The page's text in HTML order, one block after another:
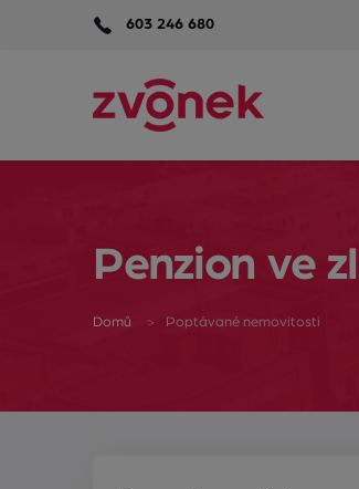
603 246 680
Penzion ve
Domů Poptávané nemovitosti